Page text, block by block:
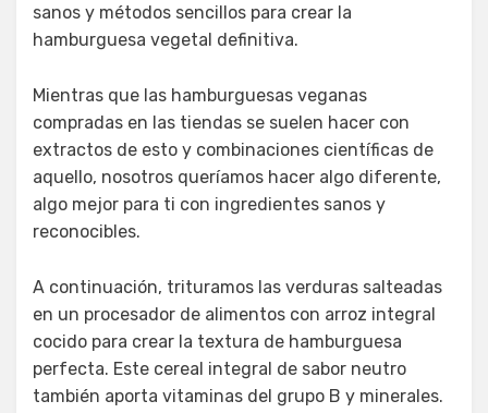
sanos y métodos sencillos para crear la
hamburguesa vegetal definitiva.
Mientras que las hamburguesas veganas
compradas en las tiendas se suelen hacer con
extractos de esto y combinaciones científicas de
aquello, nosotros queríamos hacer algo diferente,
algo mejor para ti con ingredientes sanos y
reconocibles.
A continuación, trituramos las verduras salteadas
en un procesador de alimentos con arroz integral
cocido para crear la textura de hamburguesa
perfecta. Este cereal integral de sabor neutro
también aporta vitaminas del grupo B y minerales.